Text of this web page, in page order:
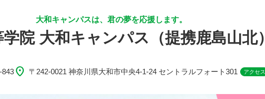
大和キャンパスは、君の夢を応援します。
院 大和キャンパス（提携鹿島山北）
843location_on 〒242-0021 神奈川県大和市中央4-1-24 セントラルフォート301 アクセス